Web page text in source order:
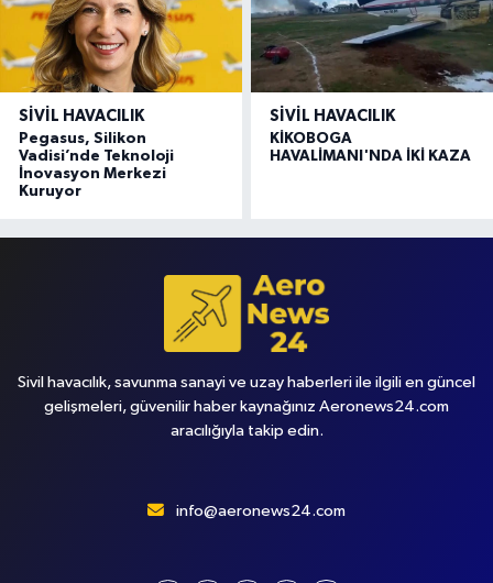
SIVIL HAVACILIK
Pegasus, Silikon
Vadisi’nde Teknoloji
İnovasyon Merkezi
Kuruyor
SIVIL HAVACILIK
KİKOBOGA
HAVALİMANI'NDA İKİ KAZA
Sivil havacılık, savunma sanayi ve uzay haberleri ile ilgili en güncel
gelişmeleri, güvenilir haber kaynağınız Aeronews24.com
aracılığıyla takip edin.
info@aeronews24.com